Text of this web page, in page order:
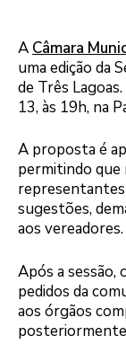
A Câmara
uma edição da
de Três
13, às 19h, na
A proposta é
permitindo que
sugestões,
aos vereadores.
Após a sessão,
pedidos da
aos órgãos